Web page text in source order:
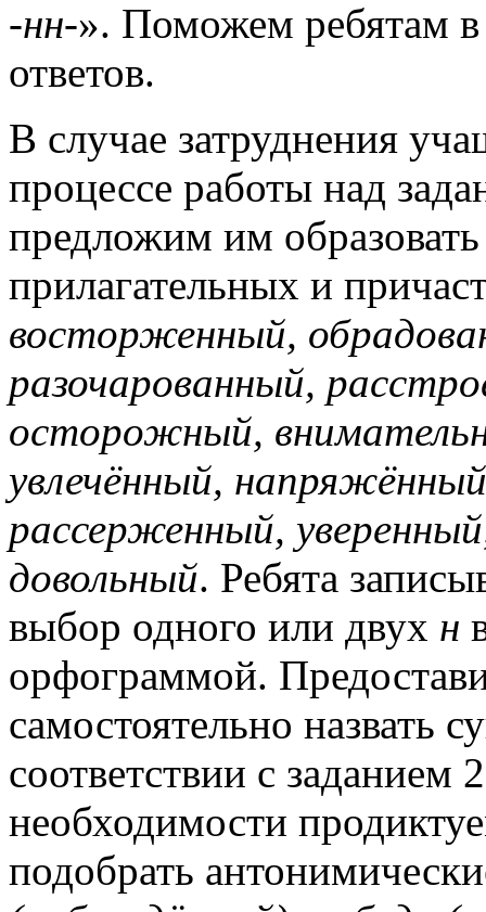
-нн-». Поможем ребятам
ответов.
В случае затруднения
процессе работы над
предложим им
прилагательных и
восторженный,
разочарованный,
осторожный,
увлечённый,
рассерженный,
довольный. Ребята
выбор одного или двух н
орфограммой.
самостоятельно назвать
соответствии с
необходимости
подобрать